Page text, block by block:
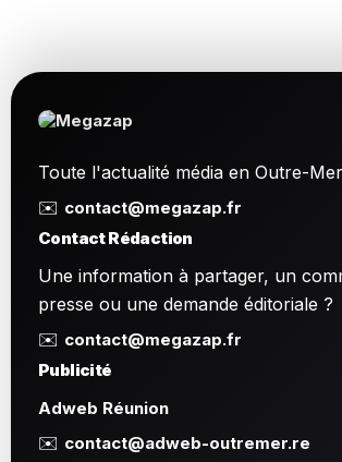
Toute l'actualité média en Outre-
✉️ contact@megazap.fr
Contact Rédaction
Une information à partager, un
presse ou une demande éditoriale ?
✉️ contact@megazap.fr
Publicité
Adweb Réunion
✉️ contact@adweb-outremer.re